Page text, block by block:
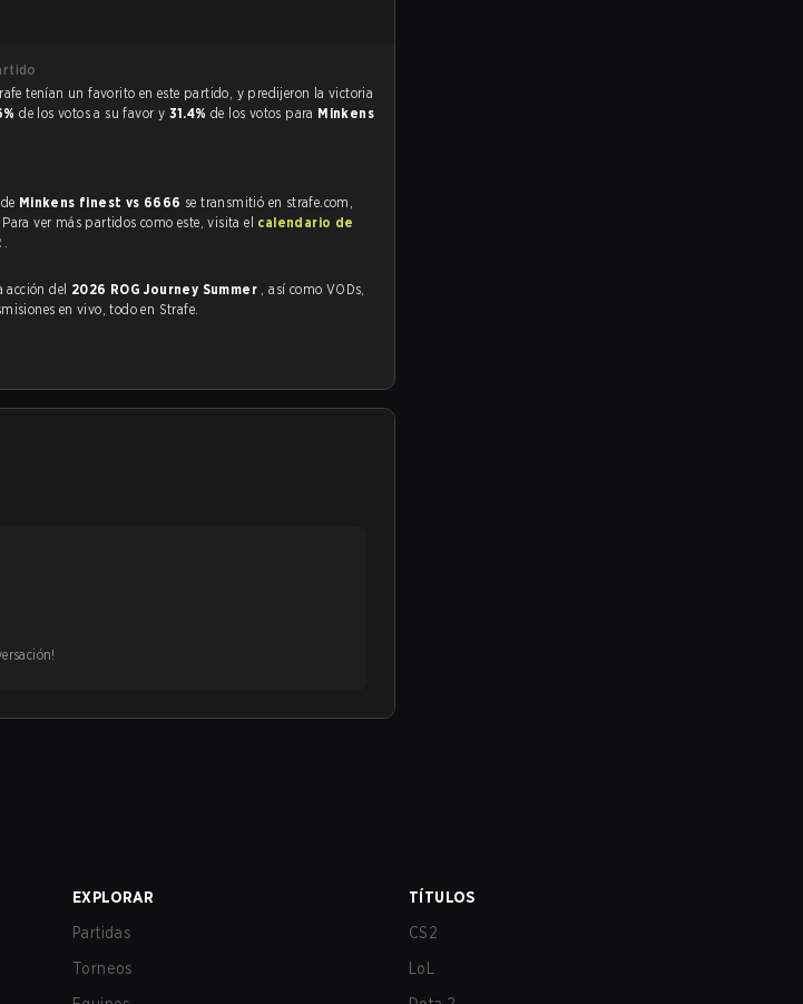
la victoria
de los votos a su favor y 31.4% de los votos para Minkens
Minkens finest vs 6666 se transmitió en strafe.com,
ver más partidos como este, visita el calendario de
.
acción del 2026 ROG Journey Summer , así como VODs,
en vivo, todo en Strafe.
EXPLORAR
Partidas
Torneos
TÍTULOS
CS2
LoL